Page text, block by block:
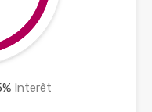
% Interêt